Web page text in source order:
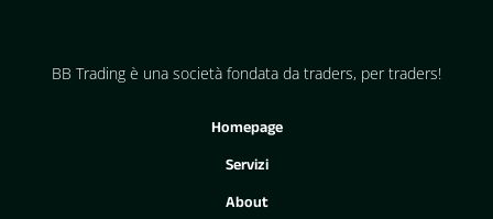
BB Trading è una società fondata da traders, per traders!
Homepage
Servizi
About